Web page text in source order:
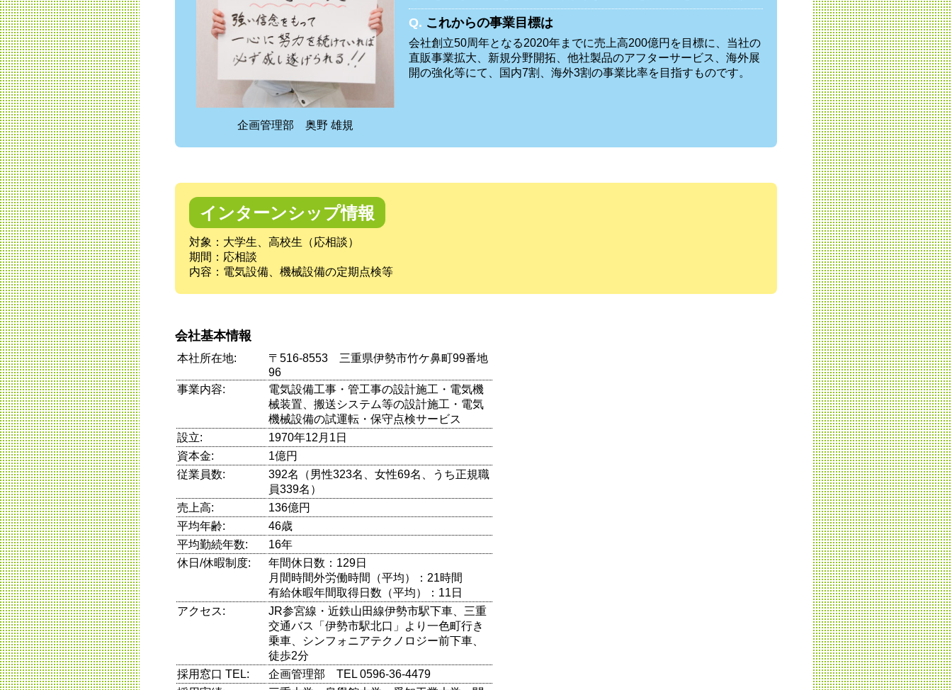
企画管理部 奥野 雄規
Q. これからの事業目標は
会社創立50周年となる2020年までに売上高200億円を目標に、当社の
直販事業拡大、新規分野開拓、他社製品のアフターサービス、海外展
開の強化等にて、国内7割、海外3割の事業比率を目指すものです。
インターンシップ情報
対象：大学生、高校生（応相談）
期間：応相談
内容：電気設備、機械設備の定期点検等
会社基本情報
本社所在地:
〒516-8553 三重県伊勢市竹ケ鼻町99番地
96
事業内容:
電気設備工事・管工事の設計施工・電気機
械装置、搬送システム等の設計施工・電気
機械設備の試運転・保守点検サービス
設立:
1970年12月1日
資本金:
1億円
従業員数:
392名（男性323名、女性69名、うち正規職
員339名）
売上高:
136億円
平均年齢:
46歳
平均勤続年数:
16年
休日/休暇制度:
年間休日数：129日
月間時間外労働時間（平均）：21時間
有給休暇年間取得日数（平均）：11日
アクセス:
JR参宮線・近鉄山田線伊勢市駅下車、三重
交通バス「伊勢市駅北口」より一色町行き
乗車、シンフォニアテクノロジー前下車、
徒歩2分
採用窓口 TEL:
企画管理部 TEL 0596-36-4479